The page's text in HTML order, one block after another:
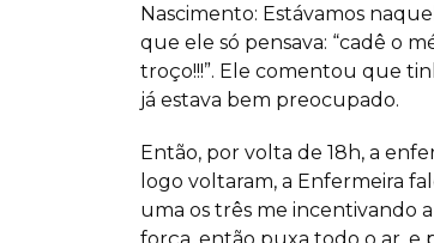
Nascimento: Estávamos
que ele só pensava: “cadê o
troço!!!”. Ele comentou que
já estava bem preocupado.
Então, por volta de 18h, a
logo voltaram, a Enfermeira
uma os três me incentivando a
força, então puxa todo o ar, e